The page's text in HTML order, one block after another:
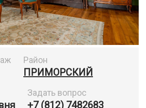
Район
ПРИМОРСКИЙ
Задать вопрос
+7 (812) 7482683